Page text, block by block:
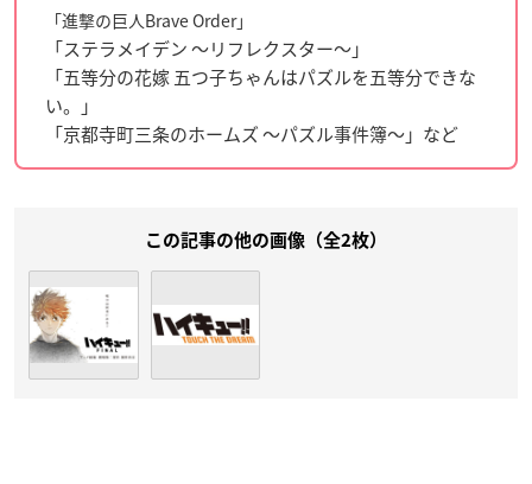
「進撃の巨人Brave Order」
「ステラメイデン ～リフレクスター～」
「五等分の花嫁 五つ子ちゃんはパズルを五等分できな
い。」
「京都寺町三条のホームズ 〜パズル事件簿〜」など
この記事の他の画像（全2枚）